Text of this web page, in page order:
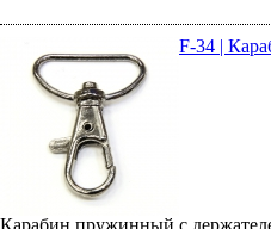
F-34 |
Карабин пружинный с